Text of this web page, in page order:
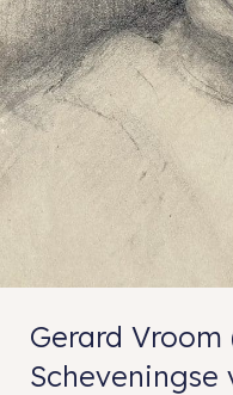
Gerard Vroom
Scheveningse